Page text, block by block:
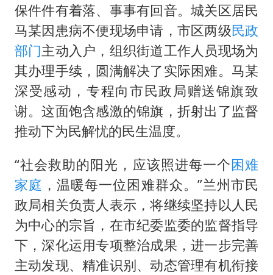
保件件有着落、事事有回音。城关区居民
马某因患病不便现场申请，市区两级民政
部门主动入户，组织街道工作人员现场为
其办理手续，圆满解决了实际困难。马某
深受感动，专程向市民政局赠送锦旗致
谢。这面饱含感激的锦旗，折射出了监督
推动下为民解忧的民生温度。
“社会救助的阳光，应该照进每一个困难
家庭 ，温暖每一位困难群众。”兰州市民
政局相关负责人表示，将继续坚持以人民
为中心的宗旨，在市纪委监委的监督指导
下，深化运用专项整治成果，进一步完善
主动发现、精准识别、动态管理有机衔接